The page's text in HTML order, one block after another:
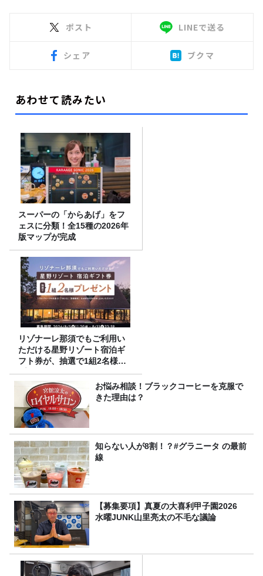
ポスト LINEで送る
シェア ブクマ
あわせて読みたい
スーパーの「からあげ」をフ
ェスに分類！全15種の2026年
版マップが完成
リゾナーレ那須でもご利用い
ただける星野リゾート宿泊ギ
フト券が、抽選で1組2名様に
プレゼント！
お悩み相談！ブラックコーヒーを克服で
きた理由は？
知らない人が8割！？#グラニータ の最前
線
【募集要項】真夏の大喜利甲子園2026
水曜JUNK山里亮太の不毛な議論